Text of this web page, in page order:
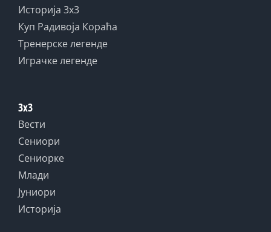
Историја 3x3
Куп Радивоја Кораћа
Тренерске легенде
Играчке легенде
3x3
Вести
Сениори
Сениорке
Млади
Јуниори
Историја